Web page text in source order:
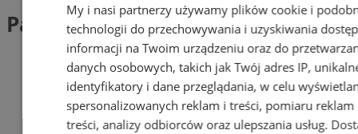
PalmJazz (1)
My i nasi partnerzy używamy plików cookie i
technologii do przechowywania i uzyskiwania
informacji na Twoim urządzeniu oraz do
danych osobowych, takich jak Twój adres IP,
identyfikatory i dane przeglądania, w celu
spersonalizowanych reklam i treści, pomiaru reklam
treści, analizy odbiorców oraz ulepszania usług.